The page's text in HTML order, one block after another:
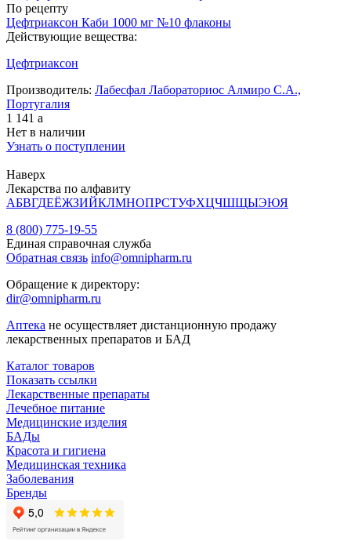
По рецепту
Цефтриаксон Каби 1000 мг №10 флаконы
Действующие вещества:
Цефтриаксон
Производитель: Лабесфал Лабораториос Алмиро С.А.,
Португалия
1 141 a
Нет в наличии
Узнать о поступлении
Наверх
Лекарства по алфавиту
АБВГДЕЁЖЗИЙКЛМНОПРСТУФХЦЧШЩЫЭЮЯ
8 (800) 775-19-55
Единая справочная служба
Обратная связь info@omnipharm.ru
Обращение к директору:
dir@omnipharm.ru
Аптека не осуществляет дистанционную продажу
лекарственных препаратов и БАД
Каталог товаров
Показать ссылки
Лекарственные препараты
Лечебное питание
Медицинские изделия
БАДы
Красота и гигиена
Медицинская техника
Заболевания
Бренды